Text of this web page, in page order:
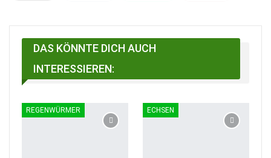
Facebook Messenger
DAS KÖNNTE DICH AUCH
INTERESSIEREN:
REGENWÜRMER ECHSEN